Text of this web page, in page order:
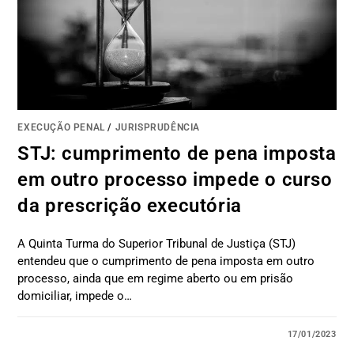
EXECUÇÃO PENAL / JURISPRUDÊNCIA
STJ: cumprimento de pena imposta
em outro processo impede o curso
da prescrição executória
A Quinta Turma do Superior Tribunal de Justiça (STJ)
entendeu que o cumprimento de pena imposta em outro
processo, ainda que em regime aberto ou em prisão
domiciliar, impede o…
17/01/2023